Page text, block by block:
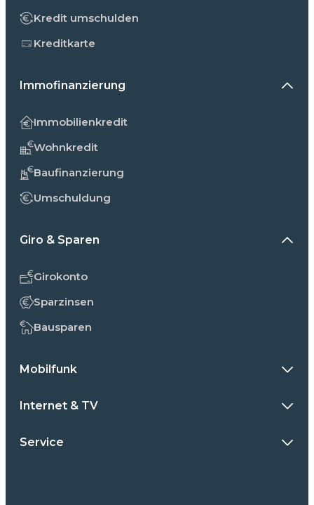
Kredit umschulden
Kreditkarte
Immofinanzierung
Immobilienkredit
Wohnkredit
Baufinanzierung
Umschuldung
Giro & Sparen
Girokonto
Sparzinsen
Bausparen
Mobilfunk
Internet & TV
Service